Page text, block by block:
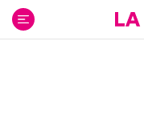
contenido